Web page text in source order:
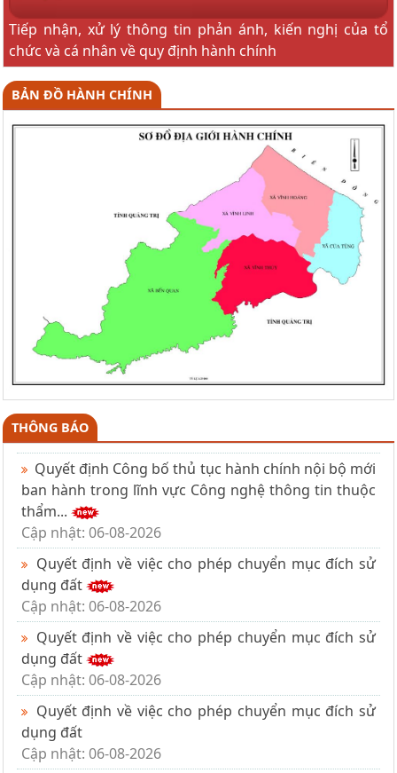
Tiếp nhận, xử lý thông tin phản ánh, kiến nghị của tổ
chức và cá nhân về quy định hành chính
BẢN ĐỒ HÀNH CHÍNH
THÔNG BÁO
Quyết định Công bố thủ tục hành chính nội bộ mới
ban hành trong lĩnh vực Công nghệ thông tin thuộc
thẩm...
Cập nhật: 06-08-2026
Quyết định về việc cho phép chuyển mục đích sử
dụng đất
Cập nhật: 06-08-2026
Quyết định về việc cho phép chuyển mục đích sử
dụng đất
Cập nhật: 06-08-2026
Quyết định về việc cho phép chuyển mục đích sử
dụng đất
Cập nhật: 06-08-2026